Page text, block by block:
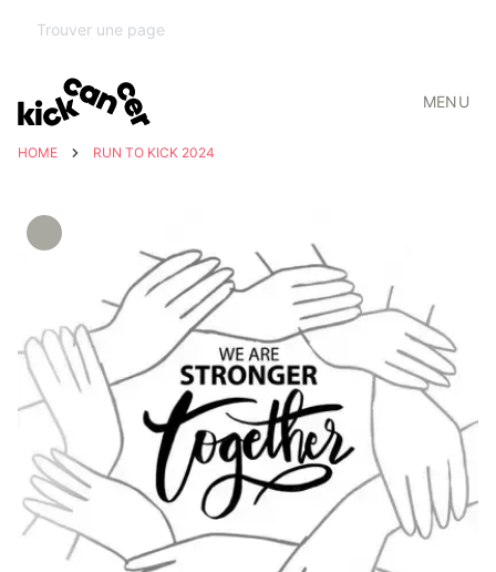
MENU
HOME RUN TO KICK 2024